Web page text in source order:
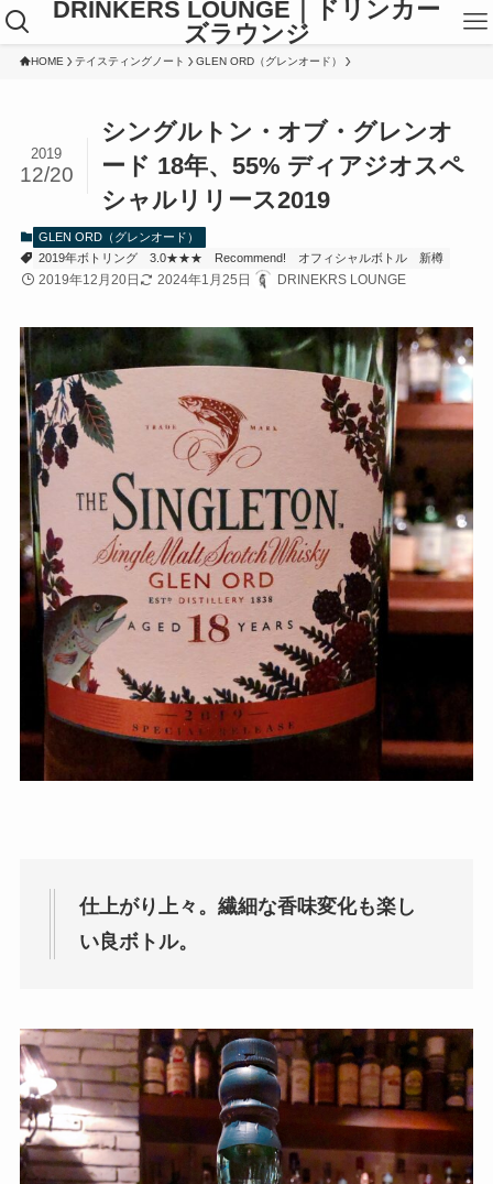
DRINKERS LOUNGE｜ドリンカー
ズラウンジ
HOME テイスティングノート GLEN ORD（グレンオード）
シングルトン・オブ・グレンオ
ード 18年、55% ディアジオスペ
シャルリリース2019
2019
12/20
GLEN ORD（グレンオード）
2019年ボトリング
3.0★★★ Recommend! オフィシャルボトル 新樽
2019年12月20日 2024年1月25日 DRINEKRS LOUNGE
仕上がり上々。繊細な香味変化も楽し
い良ボトル。